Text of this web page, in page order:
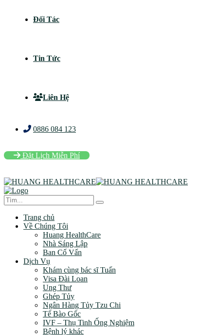
Đối Tác
Tin Tức
Liên Hệ
0886 084 123
Đặt Lịch Miễn Phí
Trang chủ
Về Chúng Tôi
Huang HealthCare
Nhà Sáng Lập
Ban Cố Vấn
Dịch Vụ
Khám cùng bác sĩ Tuấn
Visa Đài Loan
Ung Thư
Ghép Tủy
Ngân Hàng Tủy Tzu Chi
Tế Bào Gốc
IVF – Thụ Tinh Ống Nghiệm
Bệnh lý khác